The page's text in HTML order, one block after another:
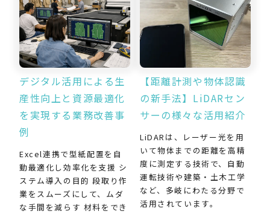
デジタル活用による生
産性向上と資源最適化
を実現する業務改善事
例
Excel連携で型紙配置を自
動最適化し効率化を支援 シ
ステム導入の目的 段取り作
業をスムーズにして、ムダ
な手間を減らす 材料をでき
【距離計測や物体認識
の新手法】LiDARセン
サーの様々な活用紹介
LiDARは、レーザー光を用
いて物体までの距離を高精
度に測定する技術で、自動
運転技術や建築・土木工学
など、多岐にわたる分野で
活用されています。